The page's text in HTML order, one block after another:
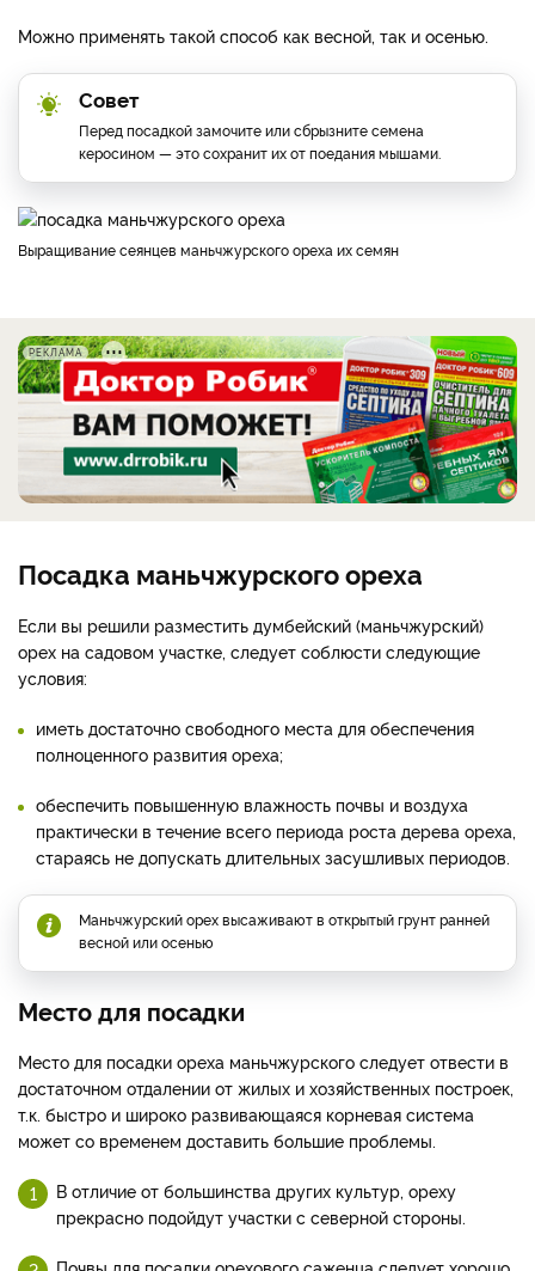
Можно применять такой способ как весной, так и осенью.
Совет
Перед посадкой замочите или сбрызните семена
керосином — это сохранит их от поедания мышами.
Выращивание сеянцев маньчжурского ореха их семян
РЕКЛАМА
Посадка маньчжурского ореха
Если вы решили разместить думбейский (маньчжурский)
орех на садовом участке, следует соблюсти следующие
условия:
иметь достаточно свободного места для обеспечения
полноценного развития ореха;
обеспечить повышенную влажность почвы и воздуха
практически в течение всего периода роста дерева ореха,
стараясь не допускать длительных засушливых периодов.
Маньчжурский орех высаживают в открытый грунт ранней
весной или осенью
Место для посадки
Место для посадки ореха маньчжурского следует отвести в
достаточном отдалении от жилых и хозяйственных построек,
т.к. быстро и широко развивающаяся корневая система
может со временем доставить большие проблемы.
В отличие от большинства других культур, ореху
прекрасно подойдут участки с северной стороны.
Почвы для посадки орехового саженца следует хорошо